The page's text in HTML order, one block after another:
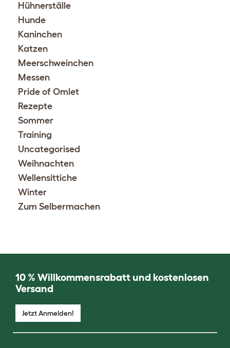
Hühnerställe
Hunde
Kaninchen
Katzen
Meerschweinchen
Messen
Pride of Omlet
Rezepte
Sommer
Training
Uncategorised
Weihnachten
Wellensittiche
Winter
Zum Selbermachen
10 % Willkommensrabatt und kostenlosen
Versand
Jetzt Anmelden!